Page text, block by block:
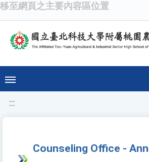
移至網頁之主要內容區位置
:::
Counseling Office -